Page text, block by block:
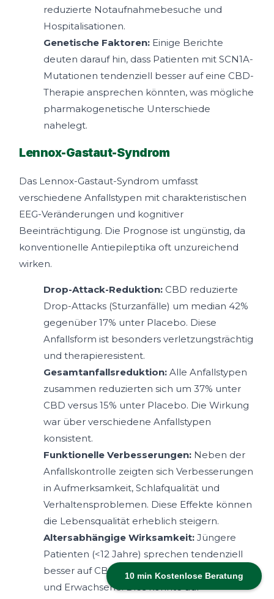
10 min Kostenlose Beratung
reduzierte Notaufnahmebesuche und
Hospitalisationen.
Genetische Faktoren: Einige Berichte
deuten darauf hin, dass Patienten mit SCN1A-
Mutationen tendenziell besser auf eine CBD-
Therapie ansprechen könnten, was mögliche
pharmakogenetische Unterschiede
nahelegt.
Lennox-Gastaut-Syndrom
Das Lennox-Gastaut-Syndrom umfasst
verschiedene Anfallstypen mit charakteristischen
EEG-Veränderungen und kognitiver
Beeinträchtigung. Die Prognose ist ungünstig, da
konventionelle Antiepileptika oft unzureichend
wirken.
Drop-Attack-Reduktion: CBD reduzierte
Drop-Attacks (Sturzanfälle) um median 42%
gegenüber 17% unter Placebo. Diese
Anfallsform ist besonders verletzungsträchtig
und therapieresistent.
Gesamtanfallsreduktion: Alle Anfallstypen
zusammen reduzierten sich um 37% unter
CBD versus 15% unter Placebo. Die Wirkung
war über verschiedene Anfallstypen
konsistent.
Funktionelle Verbesserungen: Neben der
Anfallskontrolle zeigten sich Verbesserungen
in Aufmerksamkeit, Schlafqualität und
Verhaltensproblemen. Diese Effekte können
die Lebensqualität erheblich steigern.
Altersabhängige Wirksamkeit: Jüngere
Patienten (<12 Jahre) sprechen tendenziell
besser auf CBD an als ältere Jugendliche
und Erwachsene. Dies könnte auf